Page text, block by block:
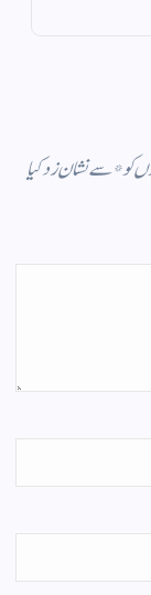
کو*سے نشان زد کیا